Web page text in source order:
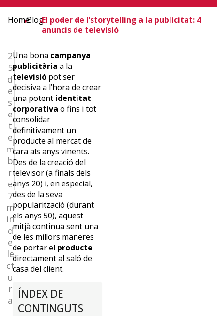
HomeBlogEl poder de l’storytelling a la publicitat: 4
anuncis de televisió
2
5
d
e
s
e
t
e
m
b
r
e
7
m
in
d
e
le
ct
u
r
a
Una bona campanya
publicitària a la
televisió pot ser
decisiva a l’hora de crear
una potent identitat
corporativa o fins i tot
consolidar
definitivament un
producte al mercat de
cara als anys vinents.
Des de la creació del
televisor (a finals dels
anys 20) i, en especial,
des de la seva
popularització (durant
els anys 50), aquest
mitjà continua sent una
de les millors maneres
de portar el producte
directament al saló de
casa del client.
ÍNDEX DE
CONTINGUTS